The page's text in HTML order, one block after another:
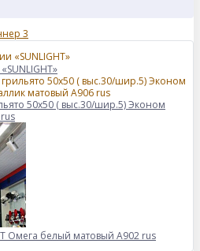
50х50 ( выс.30/шир.5) Эконом
Омега белый матовый А902 rus